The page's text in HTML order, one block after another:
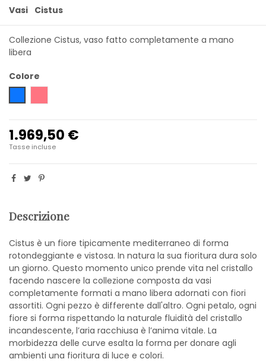
Vasi Cistus
Collezione Cistus, vaso fatto completamente a mano
libera
Colore
1.969,50 €
Tasse incluse
Descrizione
Cistus è un fiore tipicamente mediterraneo di forma
rotondeggiante e vistosa. In natura la sua fioritura dura solo
un giorno. Questo momento unico prende vita nel cristallo
facendo nascere la collezione composta da vasi
completamente formati a mano libera adornati con fiori
assortiti. Ogni pezzo è differente dall'altro. Ogni petalo, ogni
fiore si forma rispettando la naturale fluidità del cristallo
incandescente, l’aria racchiusa è l’anima vitale. La
morbidezza delle curve esalta la forma per donare agli
ambienti una fioritura di luce e colori.